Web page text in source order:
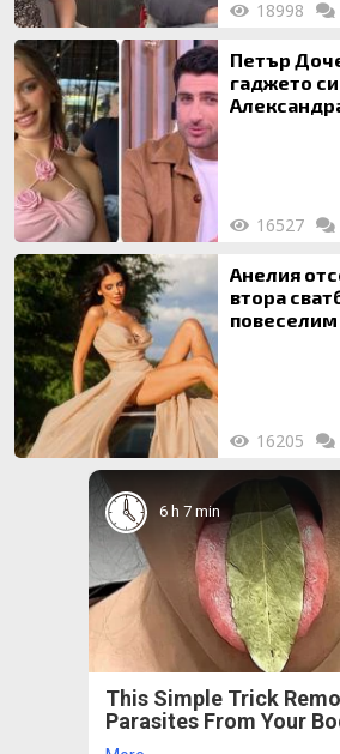
18998
Петър
гаджето
16527
Анелия
втора
повеселим
16205
6 h 7 min
This Simple Trick
Parasites From Your